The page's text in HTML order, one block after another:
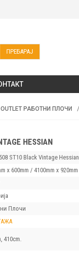
ПРЕБАРАЈ
OUTLET РАБОТНИ ПЛОЧИ
HESSIAN
ST10 Black Vintage Hessian
x 600mm / 4100mm x 920mm
Плочи
410cm.